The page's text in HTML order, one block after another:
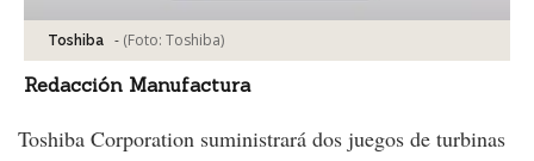
Toshiba - (Foto: Toshiba)
Redacción Manufactura
Toshiba Corporation suministrará dos juegos de turbinas